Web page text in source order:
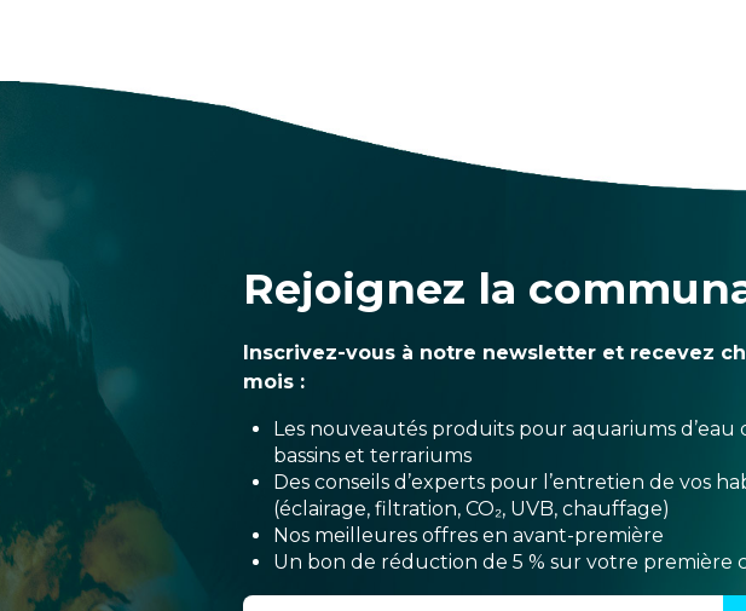
Rejoignez la
Inscrivez-vous à notre newsletter et recevez
mois :
Les nouveautés produits pour aquariums d’eau
bassins et terrariums
Des conseils d’experts pour l’entretien de vos
(éclairage, filtration, CO₂, UVB, chauffage)
Nos meilleures offres en avant-première
Un bon de réduction de 5 % sur votre première